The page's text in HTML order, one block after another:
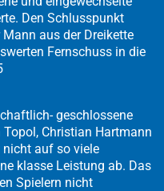
Den Schlusspunkt
aus der Dreikette
Fernschuss in die
geschlossene
Christian Hartmann
nicht auf so viele
klasse Leistung ab. Das
Spielern nicht